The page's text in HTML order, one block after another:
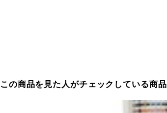
この商品を見た人がチェックしている商品